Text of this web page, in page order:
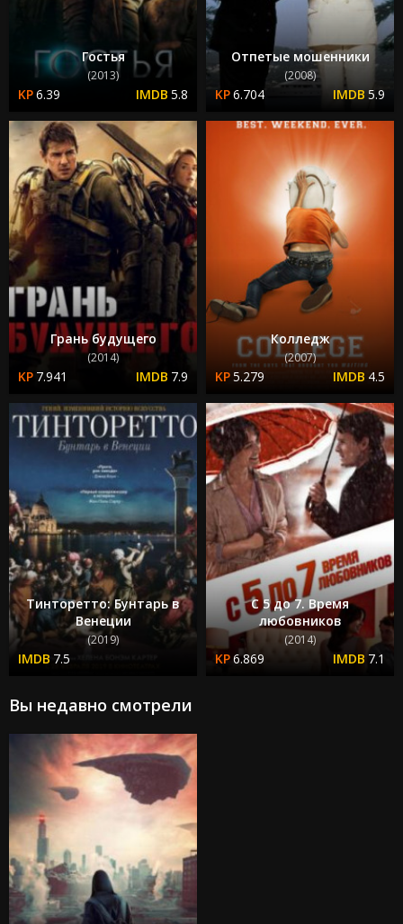
Гостья
(2013)
6.39 5.8
Отпетые мошенники
(2008)
6.704 5.9
Грань будущего
(2014)
7.941 7.9
Колледж
(2007)
5.279 4.5
Тинторетто: Бунтарь в
Венеции
(2019)
7.5
С 5 до 7. Время
любовников
(2014)
6.869 7.1
Вы недавно смотрели